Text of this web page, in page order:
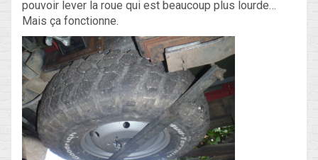
pouvoir lever la roue qui est beaucoup plus lourde…
Mais ça fonctionne.